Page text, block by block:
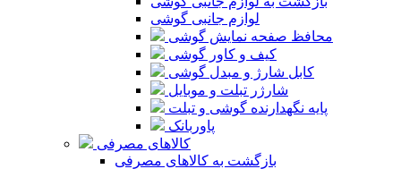
لوازم جانبی گوشی
محافظ صفحه نمایش گوشی
کیف و کاور گوشی
کابل شارژ و مبدل گوشی
شارژر تبلت و موبایل
پایه نگهدارنده گوشی و تبلت
پاوربانک
کالاهای مصرفی
بازگشت به کالاهای مصرفی